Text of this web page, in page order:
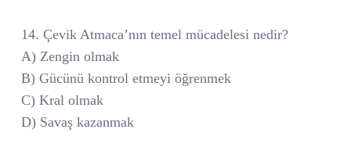
14. Çevik Atmaca’nın temel mücadelesi nedir?
A) Zengin olmak
B) Gücünü kontrol etmeyi öğrenmek
C) Kral olmak
D) Savaş kazanmak